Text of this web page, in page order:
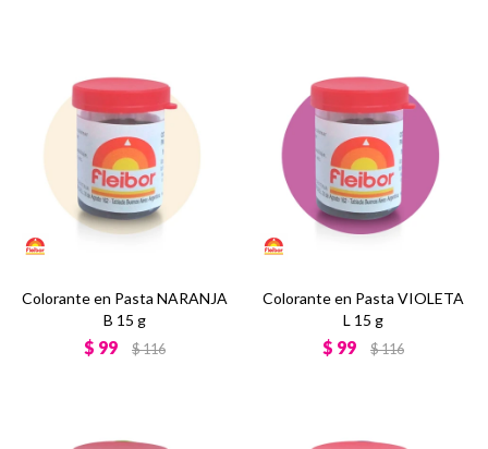
Colorante en Pasta NARANJA
B 15 g
$ 99 $116
Colorante en Pasta VIOLETA
L 15 g
$ 99 $116